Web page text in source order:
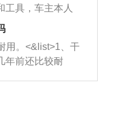
起进入到燃烧
，就可以让三元
管堵塞的情况就
流入燃烧室中，
机油粘度。使用
样会有烧机油现
好的流动性，
工具，车主本人
送到修理厂或4s
套管防尘罩破
现象，使半轴磨
损坏，产生异
转向胶套和球头
用。<&list>1、干
年前还比较耐